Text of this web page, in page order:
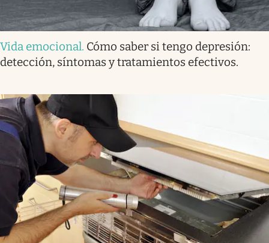
Vida emocional. Cómo saber si tengo depresión:
detección, síntomas y tratamientos efectivos.